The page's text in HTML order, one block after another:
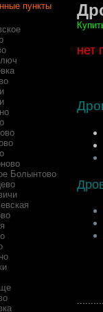
пункты
Болынтово
нет